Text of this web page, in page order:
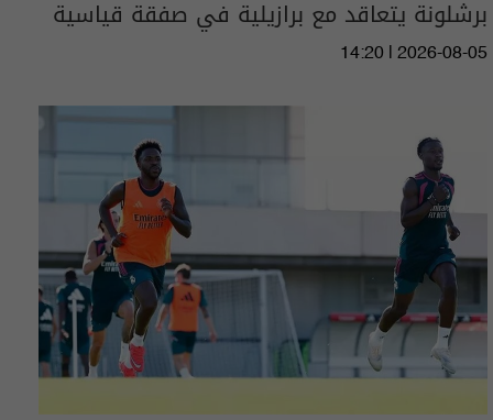
برشلونة يتعاقد مع برازيلية في صفقة قياسية
14:20 | 2026-08-05